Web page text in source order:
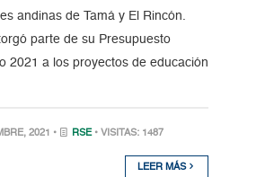
andinas de Tamá y El Rincón.
parte de su Presupuesto
2021 a los proyectos de educación
2021 • RSE • VISITAS: 1487
LEER MÁS